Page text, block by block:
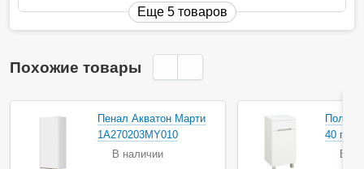
Еще 5 товаров
Похожие товары
Акция
Пенал Акватон Марти
1A270203MY010
В наличии
40
В